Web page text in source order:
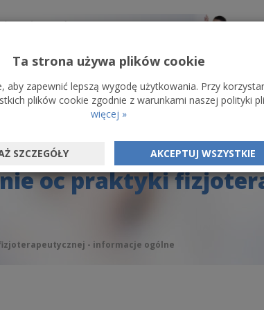
ZGŁOSZENIE SZKODY O NAS KONTAKT BLOG
oc praktyki
- informacje ogólne
Ta strona używa plików cookie
aby zapewnić lepszą wygodę użytkowania. Przy
plików cookie zgodnie z warunkami naszej polityki
więcej »
SZCZEGÓŁY AKCEPTUJ WSZYSTKIE